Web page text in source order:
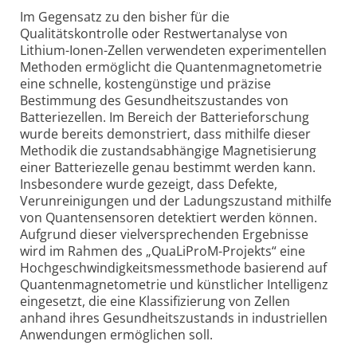
Im Gegensatz zu den bisher für die
Qualitätskontrolle oder Restwertanalyse von
Lithium-Ionen-Zellen verwendeten experimentellen
Methoden ermöglicht die Quantenmagnetometrie
eine schnelle, kostengünstige und präzise
Bestimmung des Gesundheitszustandes von
Batteriezellen. Im Bereich der Batterieforschung
wurde bereits demonstriert, dass mithilfe dieser
Methodik die zustandsabhängige Magnetisierung
einer Batteriezelle genau bestimmt werden kann.
Insbesondere wurde gezeigt, dass Defekte,
Verunreinigungen und der Ladungszustand mithilfe
von Quantensensoren detektiert werden können.
Aufgrund dieser vielversprechenden Ergebnisse
wird im Rahmen des „QuaLiProM-Projekts“ eine
Hochgeschwindigkeitsmessmethode basierend auf
Quantenmagnetometrie und künstlicher Intelligenz
eingesetzt, die eine Klassifizierung von Zellen
anhand ihres Gesundheitszustands in industriellen
Anwendungen ermöglichen soll.